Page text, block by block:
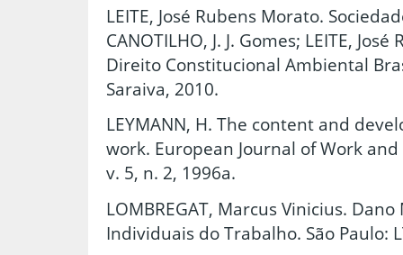
LEITE, José Rubens Morato.
CANOTILHO, J. J. Gomes; LEITE,
Direito Constitucional Ambiental
Saraiva, 2010.
LEYMANN, H. The content and
work. European Journal of Work
v. 5, n. 2, 1996a.
LOMBREGAT, Marcus Vinicius.
Individuais do Trabalho. São Paulo: